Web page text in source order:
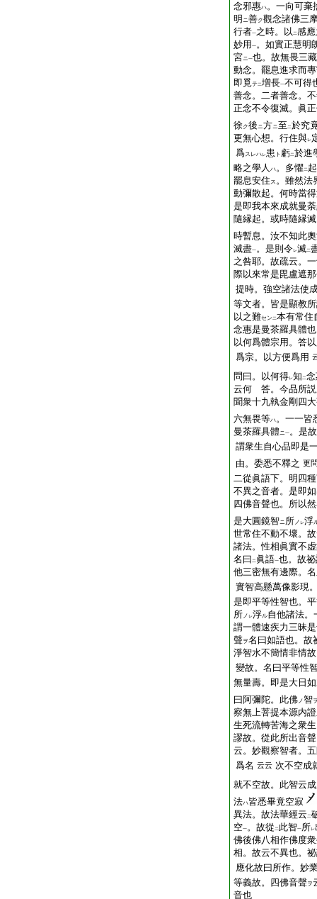
念邪惠ハ。一向可棄
明 ニ善ク觀念諸佛三
行者一之時。以 二感
妙用 一。如實正慧明
宮ニ一也。故無畏三
動念。 罷息進求而
即覓テ二増長一不可得
善念。二者善念。
正念不令復滅。眞
徐ク後ニ方ニ至 二於究
更無心想。行住與レ
爲スレハレ患 ト 虧二於進
略之學人 ハ。多懼二
罷息安住 ス 。雖然法
動彌散起。何時當
是即我本來成就曼
隨縁起。或時隨縁
時暫息。汝不知此
滅盡一。是則令レ滅二
之咎耶。故疏云。
際以來常是毘盧遮
提時。強空諸法使
等文者。皆是顯教
以之難セン二本有常住
念惠是曼茶羅具體
以何爲體宗用。答
爲宗。以方便爲用
問曰。以何得レ知 二
云何 答。今品所説
聞衆十九執金剛四
六無畏等ハ。一一皆
曼茶羅具體ニ一。是
謂衆生自心品即是
由。委悉不釋之 更
二從眞語下。明四
不異之音者。是即如
四佛音聲也。所以
是大圓鏡智ニ所ノ レ浮
世常住不動不壞。
諸法。性相眞實不
名曰 二 眞語一也。故
他三密無有邊際。
實智高懸萬像影現
是即平等性智也。
所ノ レ浮ル自他諸法。
謂一體速疾力三昧
聲ヲ名曰如語也。故
淨智水不簡情非情
變故。名曰平等性
無量壽。即是大日
曰阿彌陀。此佛ノ智
察無上菩提本源内
生死流轉苦海之衆生
謬故。從此所出音聲
云。妙觀察智者。
爲名 云云 次不空成
就不空故。此智云
法ハ皆悉畢竟空寂
異法。故法華經云 二
空一。故從 二 此智一所レ
佛後佛八相作佛度
相。故云不異也。
應化故曰所作。妙
等義故。四佛音聲ヲ
音也